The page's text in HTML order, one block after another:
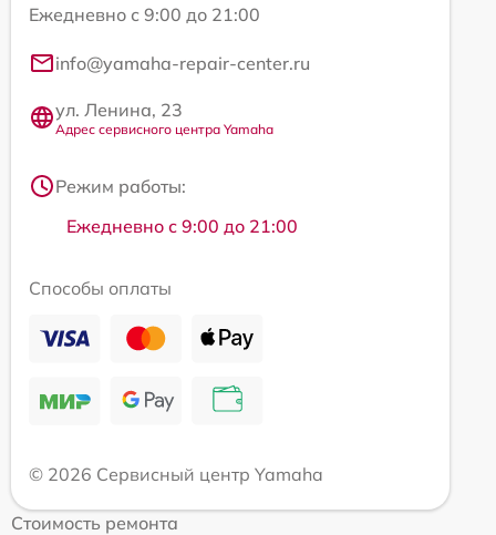
Ежедневно с 9:00 до 21:00
info@yamaha-repair-center.ru
ул. Ленина, 23
Адрес сервисного центра Yamaha
Режим работы:
Ежедневно с 9:00 до 21:00
Способы оплаты
© 2026 Сервисный центр Yamaha
Стоимость ремонта